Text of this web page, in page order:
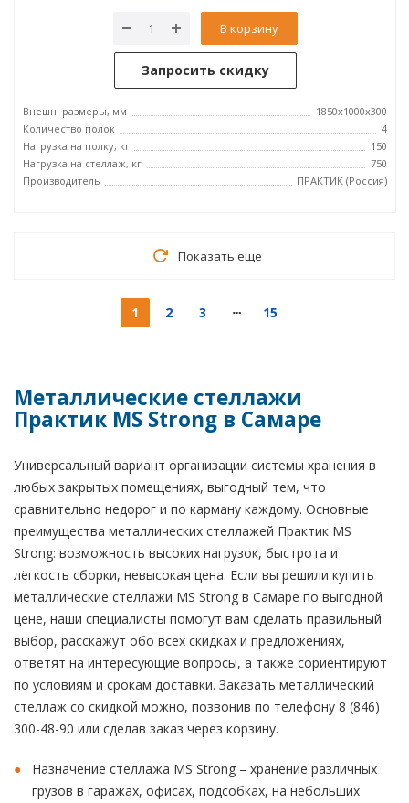
В корзину
Запросить скидку
Внешн. размеры, мм
1850x1000x300
Количество полок
4
Нагрузка на полку, кг
150
Нагрузка на стеллаж, кг
750
Производитель
ПРАКТИК (Россия)
Показать еще
1 2 3 15
Металлические стеллажи
Практик MS Strong в Самаре
Универсальный вариант организации системы хранения в
любых закрытых помещениях, выгодный тем, что
сравнительно недорог и по карману каждому. Основные
преимущества металлических стеллажей Практик MS
Strong: возможность высоких нагрузок, быстрота и
лёгкость сборки, невысокая цена. Если вы решили купить
металлические стеллажи MS Strong в Самаре по выгодной
цене, наши специалисты помогут вам сделать правильный
выбор, расскажут обо всех скидках и предложениях,
ответят на интересующие вопросы, а также сориентируют
по условиям и срокам доставки. Заказать металлический
стеллаж со скидкой можно, позвонив по телефону 8 (846)
300-48-90 или сделав заказ через корзину.
Назначение стеллажа MS Strong – хранение различных
грузов в гаражах, офисах, подсобках, на небольших